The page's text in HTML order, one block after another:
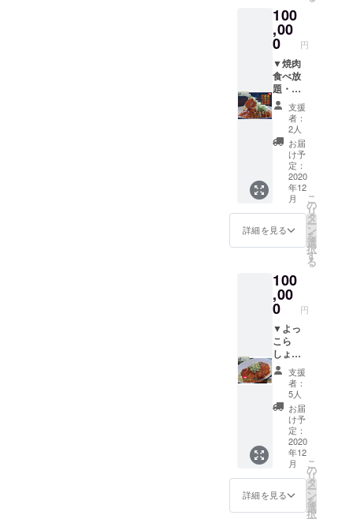
〇〇
人・子
ども〇
〇人）
を記載
してく
ださ
い。
（上限6
名） ※
問い合
わせ・
予約は
こちら
から
0293-
44-
7555（
メイズ
ムラン
090－
2222－
8255（
村田）
日時は
メイズ
ムラン
業日
（不定
休）営
業時間
に準じ
ます。
▼お礼
のお手
（不定
休）営
業時間
に準じ
ます。
▼お礼
のお手
紙
17時か
ら22時
までの
どちら
かをお
選びく
ださ
い。
※12名様
までの
予約と
させて
いただ
きま
す。
※人数超
過分は
別途お
しま
す。
※予約が
必要で
す。
※利用日
時はメ
イズム
ランド
の営業
日（不
定休）
営業時
間に準
じま
す。 ▼
お礼の
お手紙
6名様ま
で1棟で
お願い
いたし
ます。
2棟以
上をご
利用さ
れる場
合に
は、別
途宿泊
費を申
し受け
ます。
※予約
が必要
です。
※6名
様まで
とさせ
ていた
だきま
す。
※利用日
時はメ
イズム
ランド
の営業
日（不
定休）
営業時
間に準
じま
す。
詳しく
は本文
内のお
問い合
100
,00
0 円
▼焼肉
食べ放
題・飲
み放題
チケッ
ト ●
よっこ
しょっ
にて焼
肉食べ
放題・
飲み放
題（90
分）
特選カ
牛カル
ビ／キ
ング
ポーク
カルビ
／豚
ロース
／トロ
トロト
ントロ
／赤肉
／鶏モ
モ肉／
セセリ
／ハツ
モト／
豚ホル
モン／
シャキ
支援
者：
2人
お届
け予
定：
2020
年12
月
詳細を見る
こ
の
リ
タ
ー
ン
を
選
択
す
る
100
,00
0 円
▼よっ
こら
しょっ
名物か
らし焼
き生涯
食べ放
題チ
ケット
●生涯
からし
焼きが
食べ放
題 ※1
日1回限
支援
者：
5人
お届
け予
定：
2020
年12
月
詳細を見る
こ
の
リ
タ
ー
ン
を
選
択